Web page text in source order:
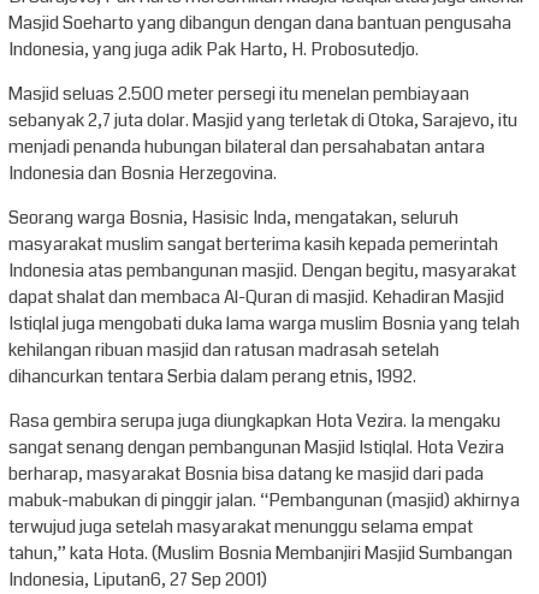
Masjid Soeharto yang dibangun dengan dana bantuan pengusaha
Indonesia, yang juga adik Pak Harto, H. Probosutedjo.
Masjid seluas 2.500 meter persegi itu menelan pembiayaan
sebanyak 2,7 juta dolar. Masjid yang terletak di Otoka, Sarajevo, itu
menjadi penanda hubungan bilateral dan persahabatan antara
Indonesia dan Bosnia Herzegovina.
Seorang warga Bosnia, Hasisic Inda, mengatakan, seluruh
masyarakat muslim sangat berterima kasih kepada pemerintah
Indonesia atas pembangunan masjid. Dengan begitu, masyarakat
dapat shalat dan membaca Al-Quran di masjid. Kehadiran Masjid
Istiqlal juga mengobati duka lama warga muslim Bosnia yang telah
kehilangan ribuan masjid dan ratusan madrasah setelah
dihancurkan tentara Serbia dalam perang etnis, 1992.
Rasa gembira serupa juga diungkapkan Hota Vezira. Ia mengaku
sangat senang dengan pembangunan Masjid Istiqlal. Hota Vezira
berharap, masyarakat Bosnia bisa datang ke masjid dari pada
mabuk-mabukan di pinggir jalan. “Pembangunan (masjid) akhirnya
terwujud juga setelah masyarakat menunggu selama empat
tahun,” kata Hota. (Muslim Bosnia Membanjiri Masjid Sumbangan
Indonesia, Liputan6, 27 Sep 2001)